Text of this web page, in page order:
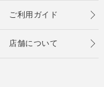
ご利用ガイド
店舗について